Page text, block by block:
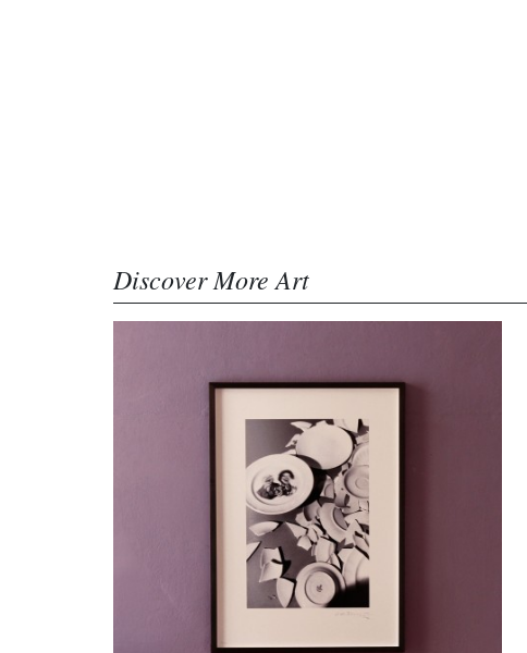
Discover More Art